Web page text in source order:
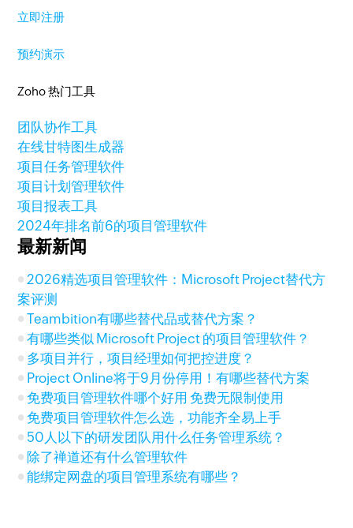
立即注册
预约演示
Zoho 热门工具
团队协作工具
在线甘特图生成器
项目任务管理软件
项目计划管理软件
项目报表工具
2024年排名前6的项目管理软件
最新新闻
2026精选项目管理软件：Microsoft Project替代方
案评测
Teambition有哪些替代品或替代方案？
有哪些类似 Microsoft Project 的项目管理软件？
多项目并行，项目经理如何把控进度？
Project Online将于9月份停用！有哪些替代方案
免费项目管理软件哪个好用 免费无限制使用
免费项目管理软件怎么选，功能齐全易上手
50人以下的研发团队用什么任务管理系统？
除了禅道还有什么管理软件
能绑定网盘的项目管理系统有哪些？